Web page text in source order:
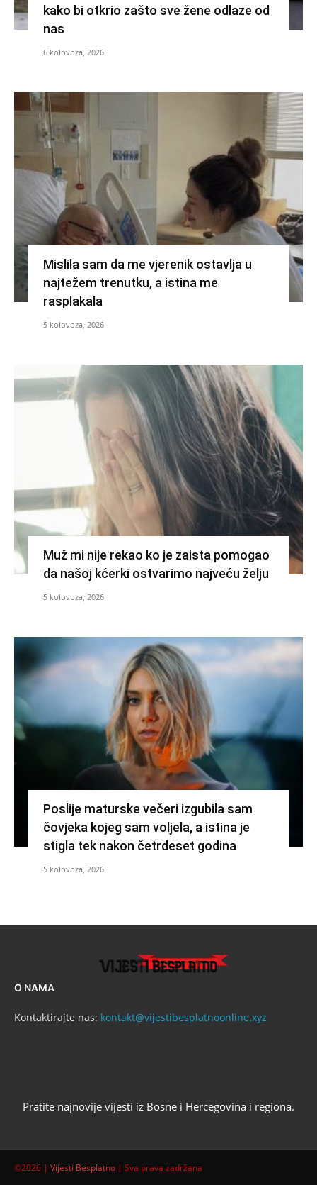
kako bi otkrio zašto sve žene odlaze od
nas
6 kolovoza, 2026
Mislila sam da me vjerenik ostavlja u
najtežem trenutku, a istina me
rasplakala
5 kolovoza, 2026
Muž mi nije rekao ko je zaista pomogao
da našoj kćerki ostvarimo najveću želju
5 kolovoza, 2026
Poslije maturske večeri izgubila sam
čovjeka kojeg sam voljela, a istina je
stigla tek nakon četrdeset godina
5 kolovoza, 2026
O NAMA
Kontaktirajte nas: kontakt@vijestibesplatnoonline.xyz
Pratite najnovije vijesti iz Bosne i Hercegovina i regiona.
©2026 | Vijesti Besplatno | Sva prava zadržana